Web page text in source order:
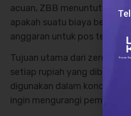
acuan, ZBB menuntut
apakah suatu biaya benar-
anggaran untuk pos
Tujuan utama dari zero
setiap rupiah yang
digunakan dalam kondisi
ingin mengurangi